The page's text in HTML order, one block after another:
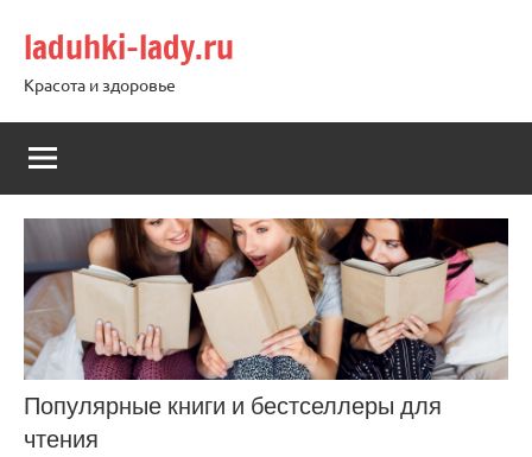
содержимому
laduhki-lady.ru
Красота и здоровье
Популярные книги и бестселлеры для
чтения